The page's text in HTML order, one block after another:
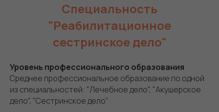
Специальность
"Реабилитационное
сестринское дело"
Уровень профессионального образования
Среднее профессиональное образование по одной
из специальностей: "Лечебное дело", "Акушерское
дело", "Сестринское дело"